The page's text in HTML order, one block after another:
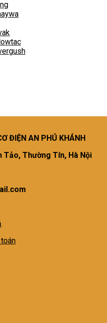
ĐIỆN AN PHÚ KHÁNH
Tảo, Thường Tín, Hà Nội